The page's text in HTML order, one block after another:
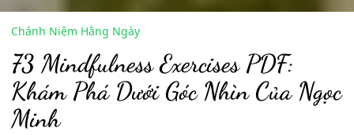
Chánh Niệm Hằng Ngày
73 Mindfulness Exercises PDF:
Khám Phá Dưới Góc Nhìn Của Ngọc
Minh